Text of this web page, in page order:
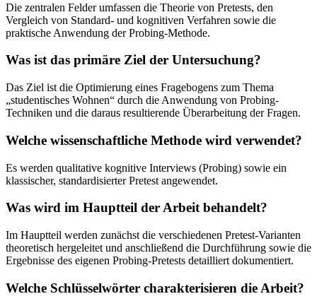
Die zentralen Felder umfassen die Theorie von Pretests, den
Vergleich von Standard- und kognitiven Verfahren sowie die
praktische Anwendung der Probing-Methode.
Was ist das primäre Ziel der Untersuchung?
Das Ziel ist die Optimierung eines Fragebogens zum Thema
„studentisches Wohnen“ durch die Anwendung von Probing-
Techniken und die daraus resultierende Überarbeitung der Fragen.
Welche wissenschaftliche Methode wird verwendet?
Es werden qualitative kognitive Interviews (Probing) sowie ein
klassischer, standardisierter Pretest angewendet.
Was wird im Hauptteil der Arbeit behandelt?
Im Hauptteil werden zunächst die verschiedenen Pretest-Varianten
theoretisch hergeleitet und anschließend die Durchführung sowie die
Ergebnisse des eigenen Probing-Pretests detailliert dokumentiert.
Welche Schlüsselwörter charakterisieren die Arbeit?